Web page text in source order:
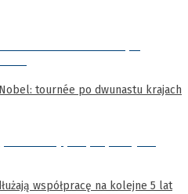
tournée po dwunastu krajach
współpracę na kolejne 5 lat